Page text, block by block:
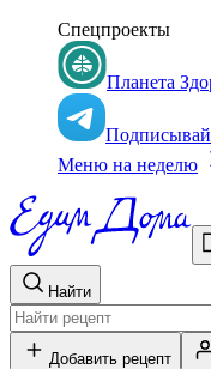
Спецпроекты
Планета
Меню на неделю
Найти
Добавить рецепт